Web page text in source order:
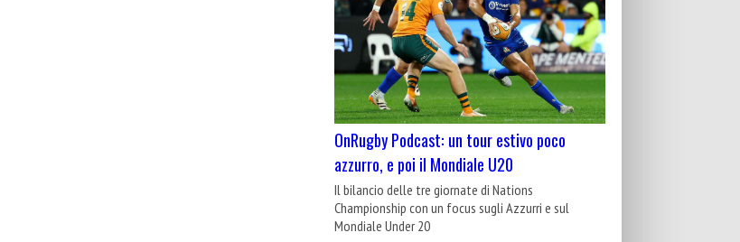
OnRugby Podcast: un tour estivo poco
azzurro, e poi il Mondiale U20
Il bilancio delle tre giornate di Nations
Championship con un focus sugli Azzurri e sul
Mondiale Under 20